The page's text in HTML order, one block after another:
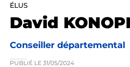
ÉLUS
David
Conseiller départemental
PUBLIÉ LE 31/05/2024